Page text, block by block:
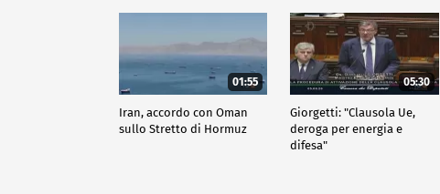
01:55
Iran, accordo con Oman
sullo Stretto di Hormuz
05:30
Giorgetti: "Clausola Ue,
deroga per energia e
difesa"